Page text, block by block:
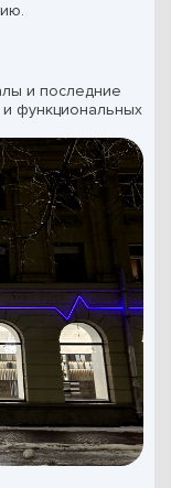
и последние
функциональных